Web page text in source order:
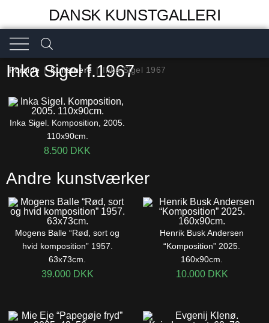
DANSK KUNSTGALLERI
Forside |Kunstnere | Inka Sigel 1967
Inka Sigel f.1967
Inka Sigel. Komposition, 2005.
110x90cm.
8.500 DKK
Andre kunstværker
Mogens Balle “Rød, sort og
hvid komposition” 1957.
63x73cm.
39.000 DKK
Henrik Busk Andersen
“Komposition” 2025.
160x90cm.
10.000 DKK